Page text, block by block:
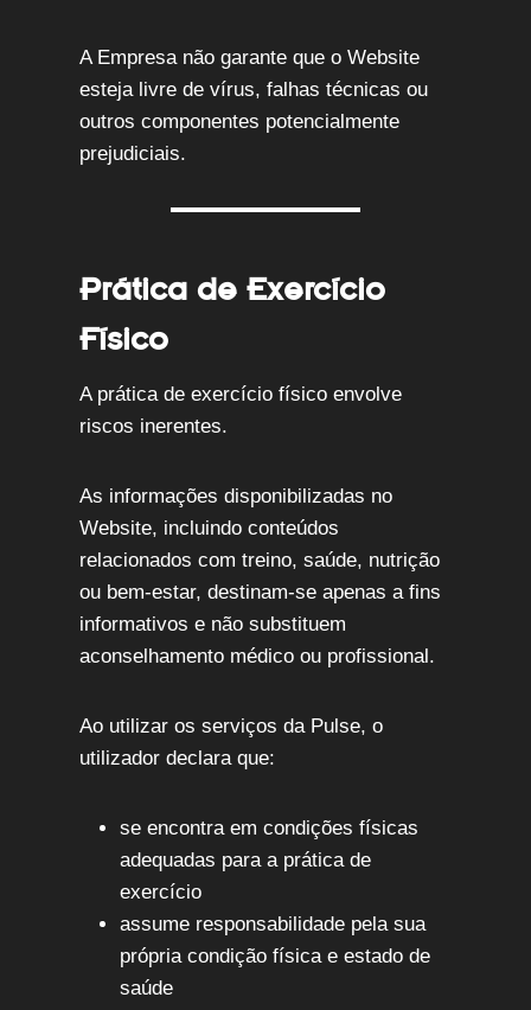
A Empresa não garante que o Website
esteja livre de vírus, falhas técnicas ou
outros componentes potencialmente
prejudiciais.
Prática de Exercício
Físico
A prática de exercício físico envolve
riscos inerentes.
As informações disponibilizadas no
Website, incluindo conteúdos
relacionados com treino, saúde, nutrição
ou bem-estar, destinam-se apenas a fins
informativos e não substituem
aconselhamento médico ou profissional.
Ao utilizar os serviços da Pulse, o
utilizador declara que:
se encontra em condições físicas
adequadas para a prática de
exercício
assume responsabilidade pela sua
própria condição física e estado de
saúde